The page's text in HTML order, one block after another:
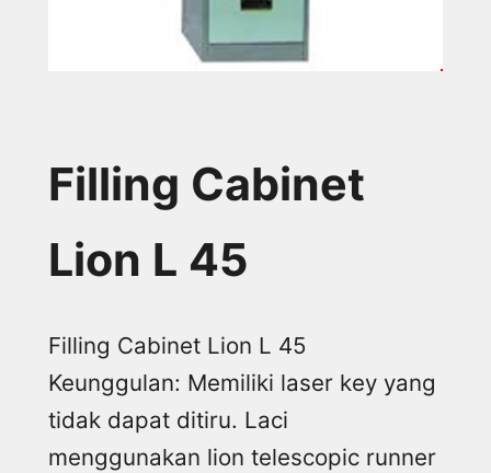
Filling Cabinet
Lion L 45
Filling Cabinet Lion L 45
Keunggulan: Memiliki laser key yang
tidak dapat ditiru. Laci
menggunakan lion telescopic runner